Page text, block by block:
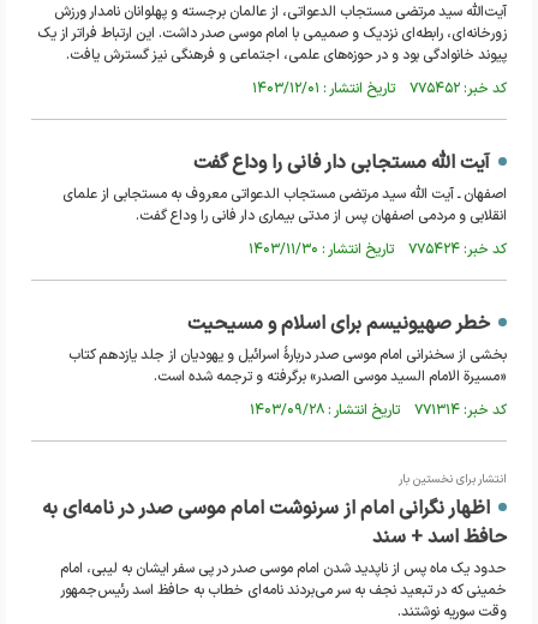
آیت‌الله سید مرتضی مستجاب الدعواتی، از عالمان برجسته و پهلوانان نامدار ورزش
زورخانه‌ای، رابطه‌ای نزدیک و صمیمی با امام موسی صدر داشت. این ارتباط فراتر از یک
پیوند خانوادگی بود و در حوزه‌های علمی، اجتماعی و فرهنگی نیز گسترش یافت.
کد خبر: ۷۷۵۴۵۲ تاریخ انتشار : ۱۴۰۳/۱۲/۰۱
آیت الله مستجابی دار فانی را وداع گفت
اصفهان ـ آیت الله سید مرتضی مستجاب الدعواتی معروف به مستجابی از علمای
انقلابی و مردمی اصفهان پس از مدتی بیماری دار فانی را وداع گفت.
کد خبر: ۷۷۵۴۲۴ تاریخ انتشار : ۱۴۰۳/۱۱/۳۰
خطر صهیونیسم برای اسلام و مسیحیت
بخشی از سخنرانی امام موسی صدر دربارۀ اسرائیل و یهودیان از جلد یازدهم کتاب
«مسیرة الامام السید موسی الصدر» برگرفته و ترجمه شده است.
کد خبر: ۷۷۱۳۱۴ تاریخ انتشار : ۱۴۰۳/۰۹/۲۸
انتشار برای نخستین بار
اظهار نگرانی امام از سرنوشت امام موسی صدر در نامه‌ای به
حافظ اسد + سند
حدود یک ماه پس از ناپدید شدن امام موسی صدر در پی سفر ایشان به لیبی، امام
خمینی که در تبعید نجف به سر می‌بردند نامه‌ای خطاب به حافظ اسد رئیس‌جمهور
وقت سوریه نوشتند.